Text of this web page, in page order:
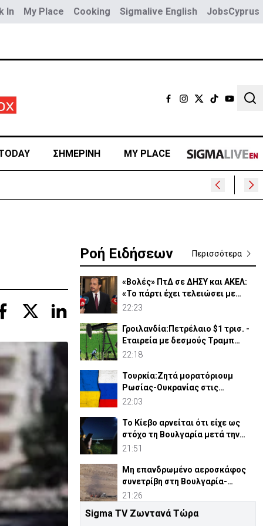
In My Place Cooking Sigmalive English JobsCyprus
ΣΗΜΕΡΙΝΗ MY PLACE
Ροή Ειδήσεων Περισσότερα
«Βολές» ΠτΔ σε ΔΗΣΥ και ΑΚΕΛ:
«Το πάρτι έχει τελειώσει με
τους διορισμούς»
22:23
Γροιλανδία:Πετρέλαιο $1 τρισ. -
Εταιρεία με δεσμούς Τραμπ
ετοιμάζει γεωτρήσεις
22:18
Τουρκία:Ζητά μορατόριουμ
Ρωσίας-Ουκρανίας στις
επιθέσεις κατά εμπορικών
22:03
Το Κίεβο αρνείται ότι είχε ως
στόχο τη Βουλγαρία μετά την
έκρηξη του drone
21:51
Μη επανδρωμένο αεροσκάφος
συνετρίβη στη Βουλγαρία-
Kατηγορεί το Κίεβο
21:26
ΠτΔ: Εντατικοποιούνται οι
Sigma TV Ζωντανά Τώρα